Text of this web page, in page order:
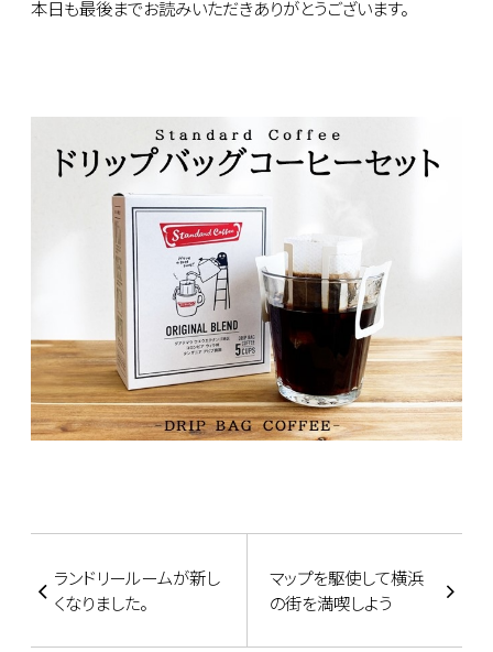
本日も最後までお読みいただきありがとうございます。
ランドリールームが新し
くなりました。
マップを駆使して横浜
の街を満喫しよう